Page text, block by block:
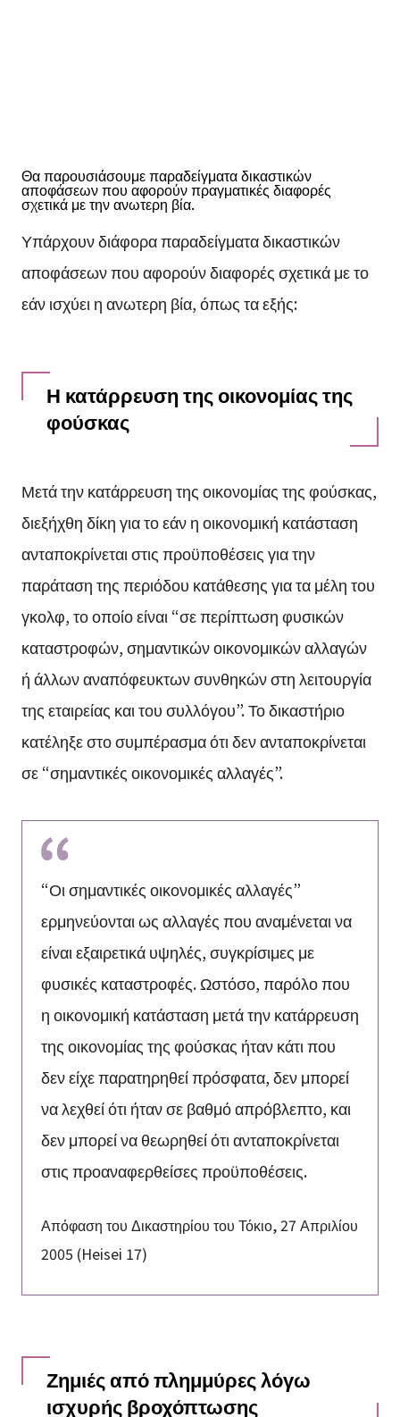
Θα παρουσιάσουμε παραδείγματα δικαστικών
αποφάσεων που αφορούν πραγματικές διαφορές
σχετικά με την ανωτερη βία.
Υπάρχουν διάφορα παραδείγματα δικαστικών
αποφάσεων που αφορούν διαφορές σχετικά με το
εάν ισχύει η ανωτερη βία, όπως τα εξής:
Η κατάρρευση της οικονομίας της
φούσκας
Μετά την κατάρρευση της οικονομίας της φούσκας,
διεξήχθη δίκη για το εάν η οικονομική κατάσταση
ανταποκρίνεται στις προϋποθέσεις για την
παράταση της περιόδου κατάθεσης για τα μέλη του
γκολφ, το οποίο είναι “σε περίπτωση φυσικών
καταστροφών, σημαντικών οικονομικών αλλαγών
ή άλλων αναπόφευκτων συνθηκών στη λειτουργία
της εταιρείας και του συλλόγου”. Το δικαστήριο
κατέληξε στο συμπέρασμα ότι δεν ανταποκρίνεται
σε “σημαντικές οικονομικές αλλαγές”.
“Οι σημαντικές οικονομικές αλλαγές”
ερμηνεύονται ως αλλαγές που αναμένεται να
είναι εξαιρετικά υψηλές, συγκρίσιμες με
φυσικές καταστροφές. Ωστόσο, παρόλο που
η οικονομική κατάσταση μετά την κατάρρευση
της οικονομίας της φούσκας ήταν κάτι που
δεν είχε παρατηρηθεί πρόσφατα, δεν μπορεί
να λεχθεί ότι ήταν σε βαθμό απρόβλεπτο, και
δεν μπορεί να θεωρηθεί ότι ανταποκρίνεται
στις προαναφερθείσες προϋποθέσεις.
Απόφαση του Δικαστηρίου του Τόκιο, 27 Απριλίου
2005 (Heisei 17)
Ζημιές από πλημμύρες λόγω
ισχυρής βροχόπτωσης